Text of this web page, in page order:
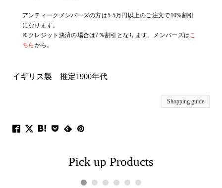
アンティークメンバーズの方は5.5万円以上のご注文で10%割引
になります。
※クレジット決済の場合は7％割引となります。メンバーズはこ
ちら から。
イギリス製 推定1900年代
Shopping guide
Pick up Products
1 2 3 4 5 6